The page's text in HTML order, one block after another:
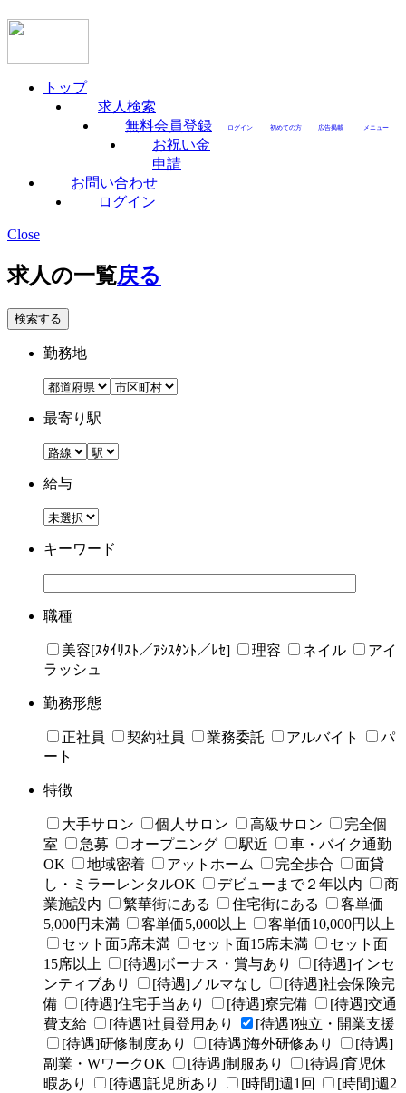
メニュー
広告掲載
初めての方
ログイン
トップ
求人検索
無料会員登録
お祝い金
申請
お問い合わせ
ログイン
Close
求人の一覧戻る
勤務地
最寄り駅
給与
キーワード
職種
美容[ｽﾀｲﾘｽﾄ／ｱｼｽﾀﾝﾄ／ﾚｾ] 理容 ネイル
アイ
ラッシュ
勤務形態
正社員 契約社員 業務委託 アルバイト
パ
ート
特徴
大手サロン 個人サロン 高級サロン
完全個
室
急募 オープニング 駅近
車・バイク通勤
OK
地域密着 アットホーム 完全歩合
面貸
し・ミラーレンタルOK
デビューまで２年以内
商
業施設内
繁華街にある 住宅街にある
客単価
5,000円未満
客単価5,000以上
客単価10,000円以上
セット面5席未満
セット面15席未満
セット面
15席以上
[待遇]ボーナス・賞与あり
[待遇]インセ
ンティブあり
[待遇]ノルマなし
[待遇]社会保険完
備
[待遇]住宅手当あり [待遇]寮完備
[待遇]交通
費支給
[待遇]社員登用あり
[待遇]独立・開業支援
[待遇]研修制度あり
[待遇]海外研修あり
[待遇]
副業・WワークOK
[待遇]制服あり
[待遇]育児休
暇あり
[待遇]託児所あり [時間]週1回
[時間]週2